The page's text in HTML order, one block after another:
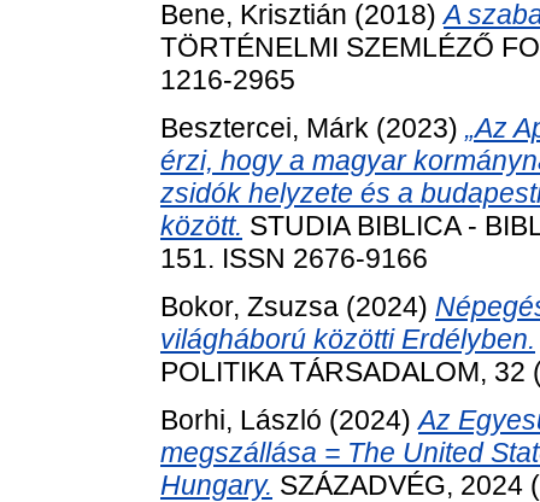
Bene, Krisztián (2018)A
TÖRTÉNELMI SZEMLÉZŐ
1216-2965
Besztercei, Márk (2023) „Az
érzi, hogy a magyar
zsidók helyzete és a
között. STUDIA BIBLICA -
151. ISSN 2676-9166
Bokor, Zsuzsa (2024)
világháború közötti Erdélyben.
POLITIKA TÁRSADALOM,
Borhi, László (2024)Az
megszállása = The United
Hungary. SZÁZADVÉG, 2024